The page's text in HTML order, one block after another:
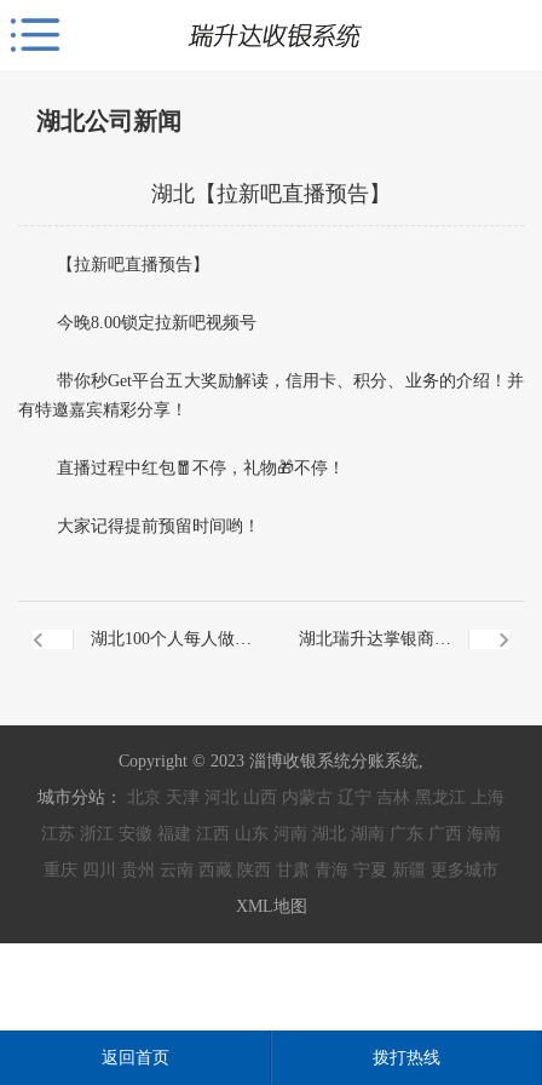
湖北公司新闻
湖北【拉新吧直播预告】
【拉新吧直播预告】
今晚8.00锁定拉新吧视频号
带你秒Get平台五大奖励解读，信用卡、积分、业务的介绍！并
有特邀嘉宾精彩分享！
直播过程中红包🧧不停，礼物🎁不停！
大家记得提前预留时间哟！
湖北100个人每人做20 湖北瑞升达掌银商服
Copyright © 2023 淄博收银系统分账系统,
城市分站： 北京 天津 河北 山西 内蒙古 辽宁 吉林 黑龙江
上海
江苏 浙江 安徽 福建 江西 山东 河南 湖北 湖南 广东 广西 海南
重庆 四川 贵州 云南 西藏 陕西 甘肃 青海 宁夏 新疆 更多城市
XML地图
返回首页 拨打热线